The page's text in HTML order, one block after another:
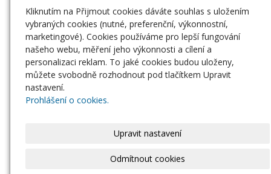
Kliknutím na Přijmout cookies dáváte souhlas s uložením
vybraných cookies (nutné, preferenční, výkonnostní,
marketingové). Cookies používáme pro lepší fungování
našeho webu, měření jeho výkonnosti a cílení a
personalizaci reklam. To jaké cookies budou uloženy,
můžete svobodně rozhodnout pod tlačítkem Upravit
nastavení.
Prohlášení o cookies.
Upravit nastavení
Odmítnout cookies